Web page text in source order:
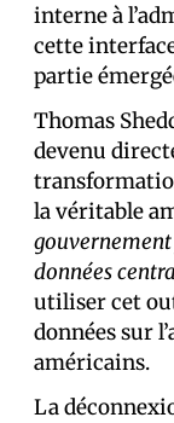
interne à
cette
partie
Thomas
devenu
la véritable
données
utiliser cet
données sur
américains.
La